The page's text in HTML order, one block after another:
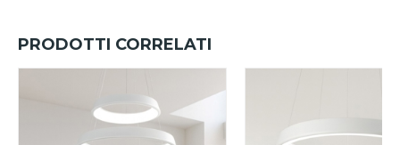
PRODOTTI CORRELATI